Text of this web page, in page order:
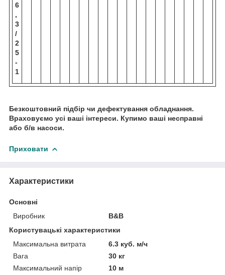
6
,
3
/
2
5
-
1
Безкоштовний підбір чи дефектування обладнання.
Враховуємо усі ваші інтереси. Купимо ваші несправні
або б/в насоси.
Приховати
Характеристики
Основні
Виробник
B&B
Користувацькi характеристики
Максимальна витрата
6.3 куб. м/ч
Вага
30 кг
Максимальний напір
10 м